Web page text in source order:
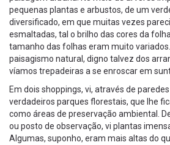
pequenas plantas e arbustos, de um
diversificado, em que muitas vezes
esmaltadas, tal o brilho das cores da
tamanho das folhas eram muito
paisagismo natural, digno talvez dos
víamos trepadeiras a se enroscar em
Em dois shoppings, vi, através de
verdadeiros parques florestais, que lhe
como áreas de preservação ambiental.
ou posto de observação, vi plantas
Algumas, suponho, eram mais altas do